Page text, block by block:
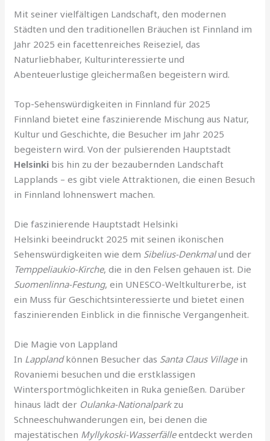
Mit seiner vielfältigen Landschaft, den modernen
Städten und den traditionellen Bräuchen ist Finnland im
Jahr 2025 ein facettenreiches Reiseziel, das
Naturliebhaber, Kulturinteressierte und
Abenteuerlustige gleichermaßen begeistern wird.
Top-Sehenswürdigkeiten in Finnland für 2025
Finnland bietet eine faszinierende Mischung aus Natur,
Kultur und Geschichte, die Besucher im Jahr 2025
begeistern wird. Von der pulsierenden Hauptstadt
Helsinki bis hin zu der bezaubernden Landschaft
Lapplands – es gibt viele Attraktionen, die einen Besuch
in Finnland lohnenswert machen.
Die faszinierende Hauptstadt Helsinki
Helsinki beeindruckt 2025 mit seinen ikonischen
Sehenswürdigkeiten wie dem Sibelius-Denkmalund der
Temppeliaukio-Kirche, die in den Felsen gehauen ist. Die
Suomenlinna-Festung, ein UNESCO-Weltkulturerbe, ist
ein Muss für Geschichtsinteressierte und bietet einen
faszinierenden Einblick in die finnische Vergangenheit.
Die Magie von Lappland
In Lapplandkönnen Besucher das Santa Claus Villagein
Rovaniemi besuchen und die erstklassigen
Wintersportmöglichkeiten in Ruka genießen. Darüber
hinaus lädt der Oulanka-Nationalparkzu
Schneeschuhwanderungen ein, bei denen die
majestätischen Myllykoski-Wasserfälleentdeckt werden